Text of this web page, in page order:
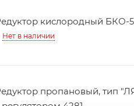
кислородный БКО-
Нет в наличии
пропановый, тип